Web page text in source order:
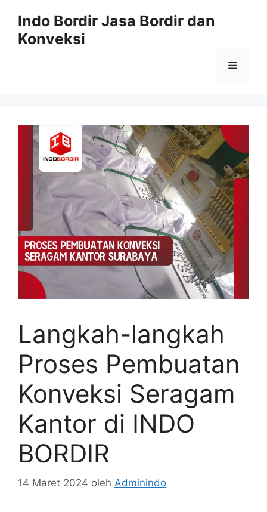
Indo Bordir Jasa Bordir dan
Konveksi
Menu
Langkah-langkah
Proses Pembuatan
Konveksi Seragam
Kantor di INDO
BORDIR
14 Maret 2024 oleh Adminindo